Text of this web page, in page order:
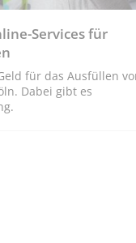
Services für
für das Ausfüllen
Dabei gibt es